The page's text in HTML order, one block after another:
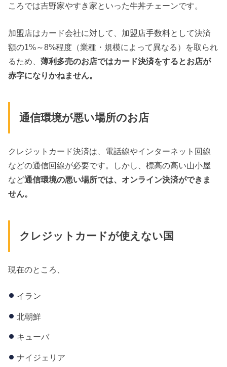
ころでは吉野家やすき家といった牛丼チェーンです。
加盟店はカード会社に対して、加盟店手数料として決済
額の1%～8%程度（業種・規模によって異なる）を取られ
るため、薄利多売のお店ではカード決済をするとお店が
赤字になりかねません。
通信環境が悪い場所のお店
クレジットカード決済は、電話線やインターネット回線
などの通信回線が必要です。しかし、標高の高い山小屋
など通信環境の悪い場所では、オンライン決済ができま
せん。
クレジットカードが使えない国
現在のところ、
イラン
北朝鮮
キューバ
ナイジェリア